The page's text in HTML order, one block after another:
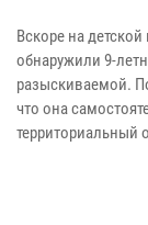
Вскоре на
обнаружили 9-
разыскиваемой.
что она
территориальный